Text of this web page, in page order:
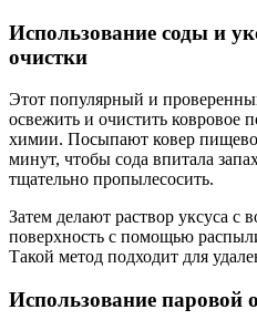
Использование соды и
очистки
Этот популярный и
освежить и очистить ковровое
химии. Посыпают ковер
минут, чтобы сода впитала
тщательно пропылесосить.
Затем делают раствор уксуса с
поверхность с помощью
Такой метод подходит для
Использование паровой